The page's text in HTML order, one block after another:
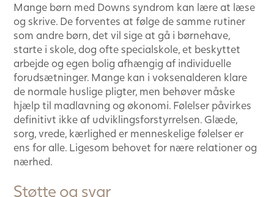
Mange børn med Downs syndrom kan lære at læse
og skrive. De forventes at følge de samme rutiner
som andre børn, det vil sige at gå i børnehave,
starte i skole, dog ofte specialskole, et beskyttet
arbejde og egen bolig afhængig af individuelle
forudsætninger. Mange kan i voksenalderen klare
de normale huslige pligter, men behøver måske
hjælp til madlavning og økonomi. Følelser påvirkes
definitivt ikke af udviklingsforstyrrelsen. Glæde,
sorg, vrede, kærlighed er menneskelige følelser er
ens for alle. Ligesom behovet for nære relationer og
nærhed.
Støtte og svar